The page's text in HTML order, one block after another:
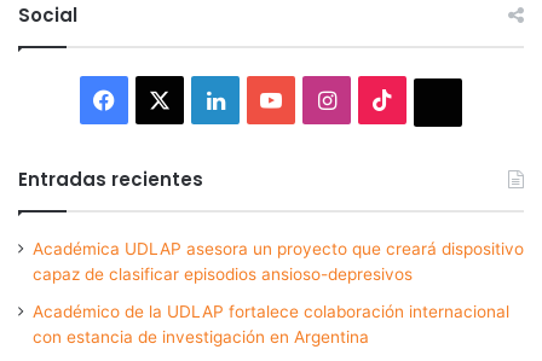
Social
Facebook LinkedInYouTubeInstagram
Entradas recientes
Académica UDLAP asesora un proyecto que creará dispositivo
capaz de clasificar episodios ansioso-depresivos
Académico de la UDLAP fortalece colaboración internacional
con estancia de investigación en Argentina